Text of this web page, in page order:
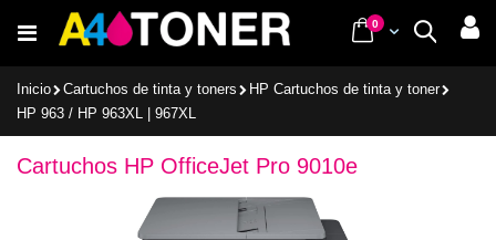
al
Buscar
Cart
0items
Inicio Cartuchos de tinta y toners
HP Cartuchos de tinta y toner
HP 963 / HP 963XL | 967XL
Cartuchos HP OfficeJet Pro 9010e